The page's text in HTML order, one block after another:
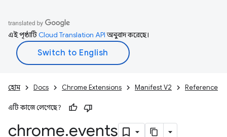
এই পৃষ্ঠাটিCloud Translation APIঅনুবাদ করেছে।
হোম Docs Chrome Extensions Manifest V2 Reference
এটি কাজে লেগেছে?
chrome.events